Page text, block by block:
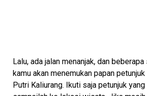
Lalu, ada jalan menanjak, dan
kamu akan menemukan papan
Putri Kaliurang. Ikuti saja petunjuk yang